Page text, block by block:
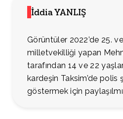
İddia YANLIŞ
Görüntüler 2022’de 25.
milletvekilliği yapan
tarafından 14 ve 22
kardeşin Taksim’de polis
göstermek için